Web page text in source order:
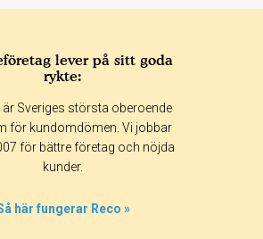
lever på sitt goda
rykte:
är Sveriges största oberoende
för kundomdömen. Vi jobbar
för bättre företag och nöjda
kunder.
här fungerar Reco »